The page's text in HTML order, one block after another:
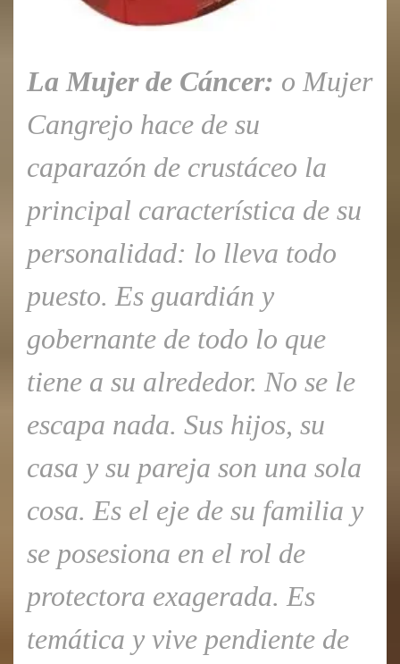
La Mujer de Cáncer: o Mujer
Cangrejo hace de su
caparazón de crustáceo la
principal característica de su
personalidad: lo lleva todo
puesto. Es guardián y
gobernante de todo lo que
tiene a su alrededor. No se le
escapa nada. Sus hijos, su
casa y su pareja son una sola
cosa. Es el eje de su familia y
se posesiona en el rol de
protectora exagerada. Es
temática y vive pendiente de